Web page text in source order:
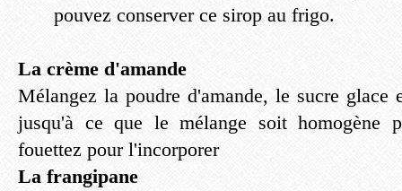
pouvez conserver ce sirop au frigo.
La crème d'amande
Mélangez la poudre d'amande, le sucre glace
jusqu'à ce que le mélange soit homogène
fouettez pour l'incorporer
La frangipane